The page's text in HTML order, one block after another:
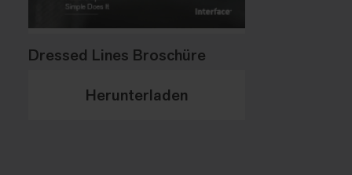
Dressed Lines Broschüre
Herunterladen